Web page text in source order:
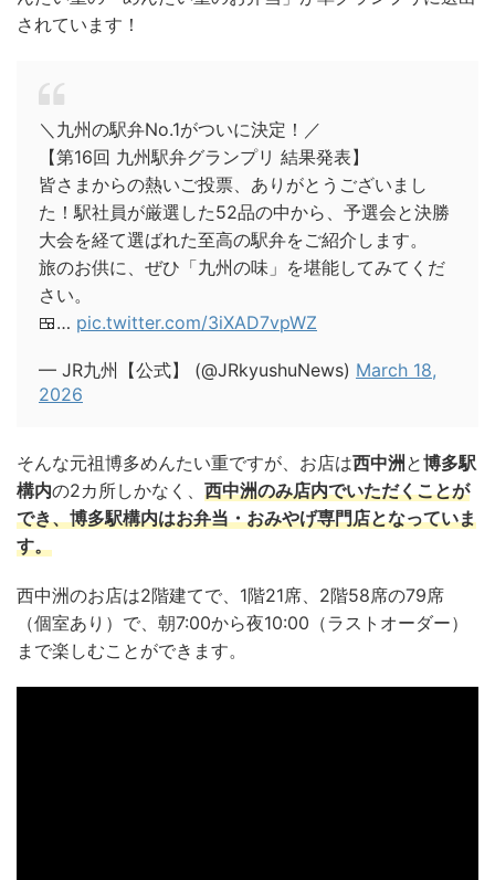
されています！
＼九州の駅弁No.1がついに決定！／
【第16回 九州駅弁グランプリ 結果発表】
皆さまからの熱いご投票、ありがとうございまし
た！駅社員が厳選した52品の中から、予選会と決勝
大会を経て選ばれた至高の駅弁をご紹介します。
旅のお供に、ぜひ「九州の味」を堪能してみてくだ
さい。
🍱… pic.twitter.com/3iXAD7vpWZ
— JR九州【公式】 (@JRkyushuNews) March 18,
2026
そんな元祖博多めんたい重ですが、お店は西中洲と博多駅
構内の2カ所しかなく、 西中洲のみ店内でいただくことが
でき、博多駅構内はお弁当・おみやげ専門店となっていま
す。
西中洲のお店は2階建てで、1階21席、2階58席の79席
（個室あり）で、朝7:00から夜10:00（ラストオーダー）
まで楽しむことができます。